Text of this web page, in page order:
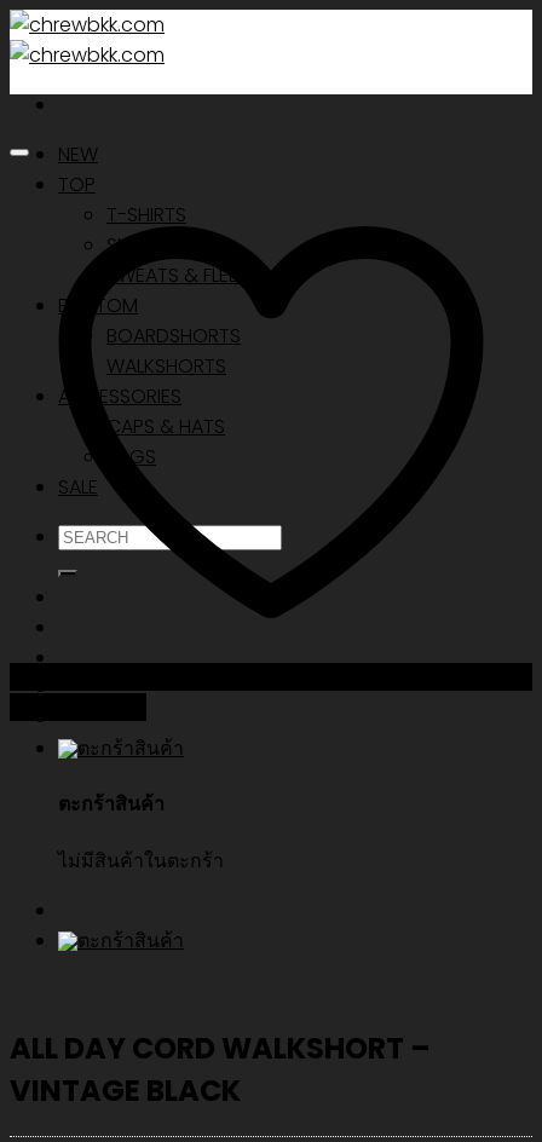
Skip
to
NEW
TOP
T-SHIRTS
SHIRTS
SWEATS & FLEECE
BOTTOM
BOARDSHORTS
WALKSHORTS
ACCESSORIES
CAPS & HATS
BAGS
SALE
ค้นหา:
ตะกร้าสินค้า
ไม่มีสินค้าในตะกร้า
ALL DAY CORD WALKSHORT –
VINTAGE BLACK